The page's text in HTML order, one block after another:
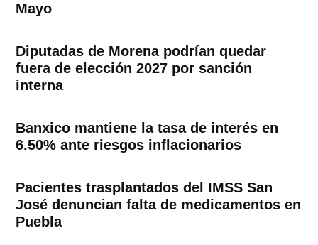
Mayo
Diputadas de Morena podrían quedar
fuera de elección 2027 por sanción
interna
Banxico mantiene la tasa de interés en
6.50% ante riesgos inflacionarios
Pacientes trasplantados del IMSS San
José denuncian falta de medicamentos en
Puebla